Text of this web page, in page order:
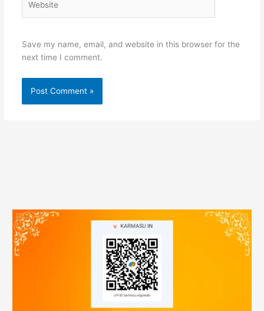
Save my name, email, and website in this browser for the
next time I comment.